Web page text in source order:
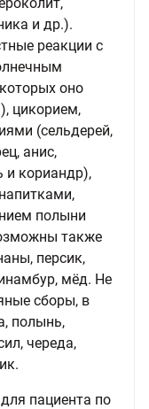
и др.).
реакции с
оно
цикорием,
(сельдерей,
анис,
и кориандр),
полыни
также
персик,
мёд. Не
сборы, в
полынь,
череда,
пациента по